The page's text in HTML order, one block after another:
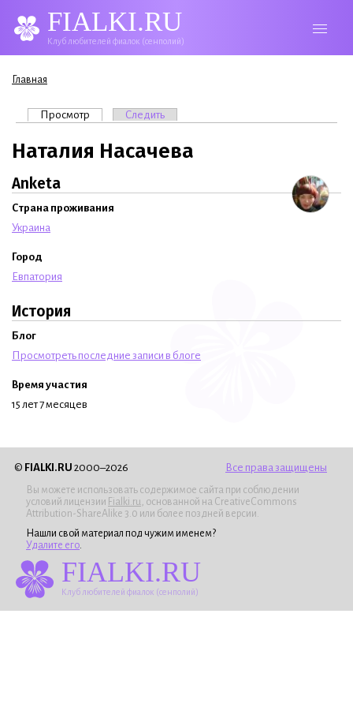
FIALKI.RU
Клуб любителей фиалок (сенполий)
Вы здесь
Главная
Главные вкладки
Просмотр (активная вкладка)
Следить
Наталия Насачева
Anketa
Страна проживания
Украина
Город
Евпатория
История
Блог
Просмотреть последние записи в блоге
Время участия
15 лет 7 месяцев
© FIALKI.RU 2000–2026 Все права защищены
Вы можете использовать содержимое сайта при соблюдении
условий лицензии Fialki.ru , основанной на CreativeCommons
Attribution-ShareAlike 3.0 или более поздней версии.
Нашли свой материал под чужим именем?
Удалите его
FIALKI.RU
Клуб любителей фиалок (сенполий)